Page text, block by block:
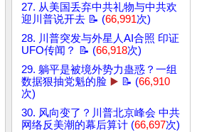
27. 从美国丢弃中共礼物与中共欢
迎川普说开去 📝 (66,991次)
28. 川普突发与外星人AI合照 印证
UFO传闻？ 📝 (66,918次)
29. 躺平是被境外势力蛊惑？一组
数据狠抽党魁的脸 ▶️ 📝 (66,910
次)
30. 风向变了？川普北京峰会 中共
网络反美潮的幕后算计 (66,697次)